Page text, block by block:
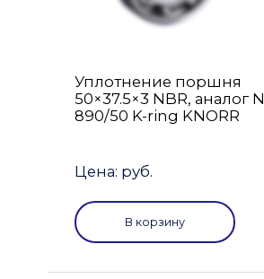
Уплотнение поршня
50×37.5×3 NBR, аналог N
890/50 K-ring KNORR
Цена: руб.
В корзину